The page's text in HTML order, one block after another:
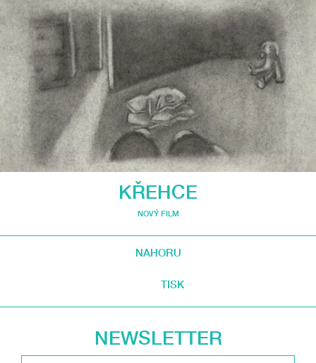
KŘEHCE
NOVÝ FILM
NAHORU
TISK
NEWSLETTER